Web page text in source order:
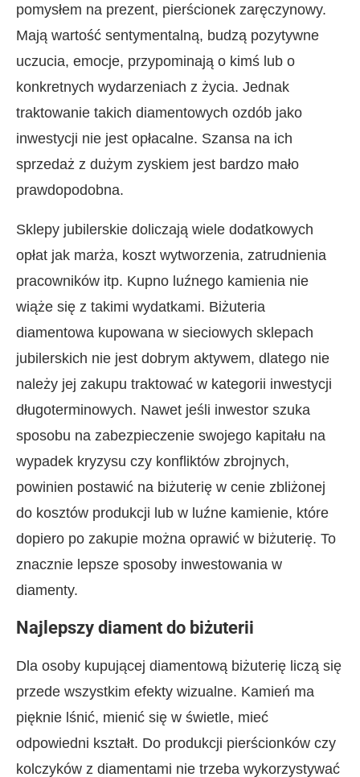
pomysłem na prezent, pierścionek zaręczynowy.
Mają wartość sentymentalną, budzą pozytywne
uczucia, emocje, przypominają o kimś lub o
konkretnych wydarzeniach z życia. Jednak
traktowanie takich diamentowych ozdób jako
inwestycji nie jest opłacalne. Szansa na ich
sprzedaż z dużym zyskiem jest bardzo mało
prawdopodobna.
Sklepy jubilerskie doliczają wiele dodatkowych
opłat jak marża, koszt wytworzenia, zatrudnienia
pracowników itp. Kupno luźnego kamienia nie
wiąże się z takimi wydatkami. Biżuteria
diamentowa kupowana w sieciowych sklepach
jubilerskich nie jest dobrym aktywem, dlatego nie
należy jej zakupu traktować w kategorii inwestycji
długoterminowych. Nawet jeśli inwestor szuka
sposobu na zabezpieczenie swojego kapitału na
wypadek kryzysu czy konfliktów zbrojnych,
powinien postawić na biżuterię w cenie zbliżonej
do kosztów produkcji lub w luźne kamienie, które
dopiero po zakupie można oprawić w biżuterię. To
znacznie lepsze sposoby inwestowania w
diamenty.
Najlepszy diament do biżuterii
Dla osoby kupującej diamentową biżuterię liczą się
przede wszystkim efekty wizualne. Kamień ma
pięknie lśnić, mienić się w świetle, mieć
odpowiedni kształt. Do produkcji pierścionków czy
kolczyków z diamentami nie trzeba wykorzystywać